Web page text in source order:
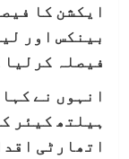
ایکشن کا
بینکس اور
فیصلہ کرلیا
انہوں نے
ہیلتھ کیئر
اتھارٹی